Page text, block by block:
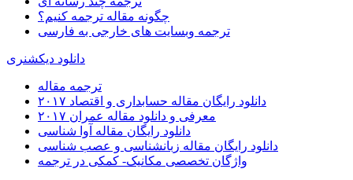
چگونه مقاله ترجمه کنیم؟
ترجمه وبسایت های خارجی به فارسی
دانلود دیکشنری
ترجمه مقاله
دانلود رایگان مقاله حسابداری و اقتصاد ۲۰۱۷
معرفی و دانلود مقاله عمران ۲۰۱۷
دانلود رایگان مقاله آوا شناسی
دانلود رایگان مقاله زبانشناسی و عصب شناسی
واژگان تخصصی مکانیک- کمکی در ترجمه